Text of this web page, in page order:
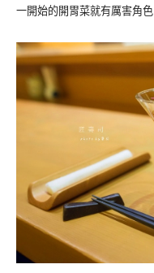
一開始的開胃菜就有厲害角色